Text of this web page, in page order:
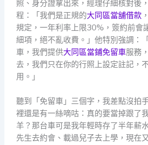
照、身分證拿出來，經理仔細核對後
程：「我們是正規的大同區當舖借款
規定，一年利率上限30%，簽約前會
細項，絕不亂收費。」他特別強調：
車，我們提供大同區當鋪免留車服務
去，我們只在你的行照上設定註記，
用。」
聽到「免留車」三個字，我差點沒拍
裡還是有一絲嘀咕：真的要當掉跟了
羊？那台車可是我年輕時存了半年薪
先生去約會、載過兒子去上學，現在